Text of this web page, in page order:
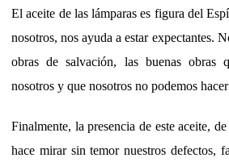
El aceite de las lámparas es figura del
nosotros, nos ayuda a estar expectantes.
obras de salvación, las buenas obras
nosotros y que nosotros no podemos
Finalmente, la presencia de este aceite,
hace mirar sin temor nuestros defectos,